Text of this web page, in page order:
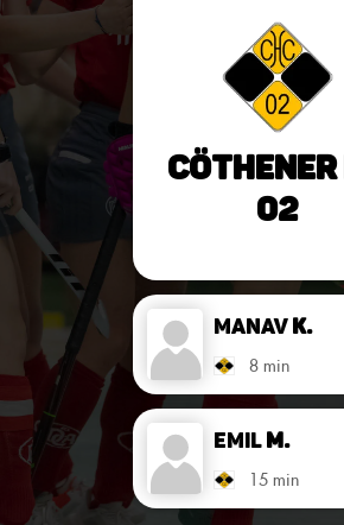
Cöthener
02
ManavK.
8 min
EmilM.
15 min